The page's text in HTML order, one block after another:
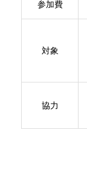
参加費
対象
協力